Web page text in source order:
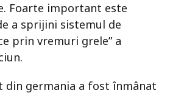
Foarte important este
a sprijini sistemul de
prin vremuri grele” a
germania a fost înmânat